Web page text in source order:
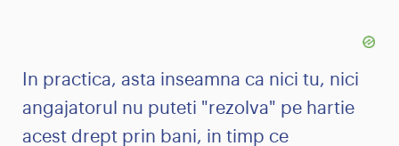
In practica, asta inseamna ca nici tu, nici
angajatorul nu puteti "rezolva" pe hartie
acest drept prin bani, in timp ce